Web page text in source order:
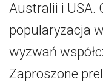
Australii i USA.
popularyzacja
wyzwań
Zaproszone